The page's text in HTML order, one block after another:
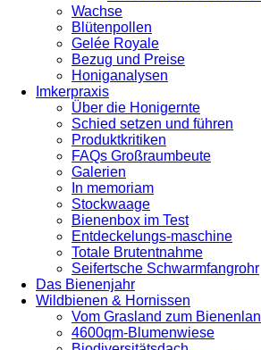
Wachse
Blütenpollen
Gelée Royale
Bezug und Preise
Honiganalysen
Imkerpraxis
Über die Honigernte
Schied setzen und führen
Produktkritiken
FAQs Großraumbeute
Galerien
In memoriam
Stockwaage
Bienenbox im Test
Entdeckelungs-maschine
Totale Brutentnahme
Seifertsche Schwarmfangrohr
Das Bienenjahr
Wildbienen & Hornissen
Vom Grasland zum
4600qm-Blumenwiese